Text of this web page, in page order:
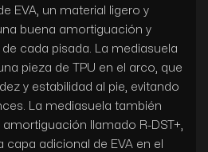
EVA, un material ligero y
buena amortiguación y
cada pisada. La mediasuela
pieza de TPU en el arco, que
y estabilidad al pie, evitando
La mediasuela también
llamado R-DST+,
adicional de EVA en el